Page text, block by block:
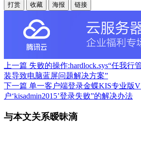
打赏 收藏 海报 链接
上一篇 失败的操作:hardlock.sys“任我行
装导致电脑蓝屏问题解决方案”
下一篇 单一客户端登录金蝶KIS专业版
户‘kisadmin2015’登录失败”的解决办法
与本文关系暧昧滴